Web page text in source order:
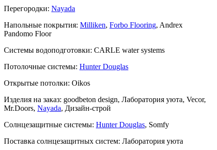
Перегородки: Nayada
Напольные покрытия: Milliken, Forbo Flooring, Andrex
Pandomo Floor
Системы водоподготовки: CARLE water systems
Потолочные системы: Hunter Douglas
Открытые потолки: Oikos
Изделия на заказ: goodbeton design, Лаборатория уюта, Vecor,
Mr.Doors, Nayada, Дизайн-строй
Солнцезащитные системы: Hunter Douglas, Somfy
Поставка солнцезащитных систем: Лаборатория уюта